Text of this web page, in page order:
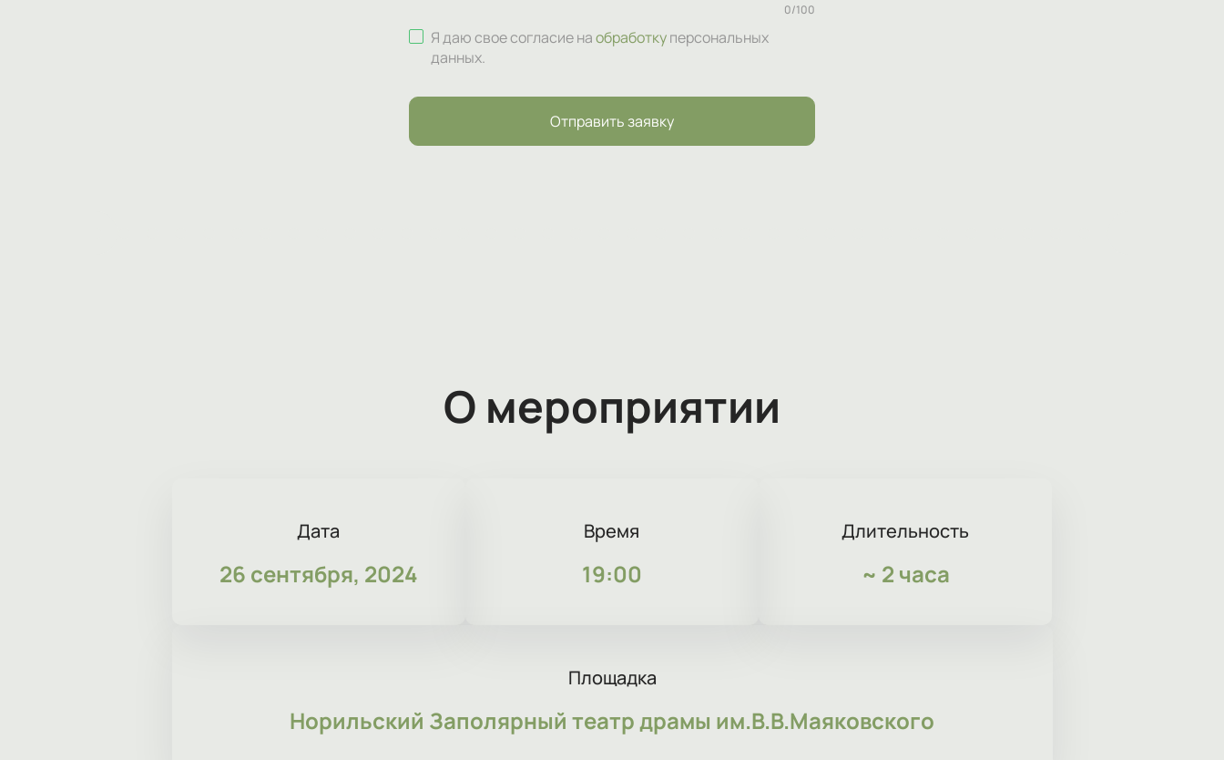
0/100
Я даю свое согласие наобработкуперсональных
данных.
Отправить заявку
О мероприятии
Дата
26 сентября, 2024
Время
19:00
Длительность
~ 2 часа
Площадка
Норильский Заполярный театр драмы им.В.В.Маяковского